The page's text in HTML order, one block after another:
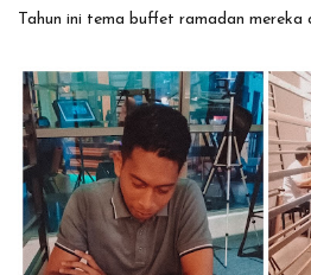
Tahun ini tema buffet ramadan mereka